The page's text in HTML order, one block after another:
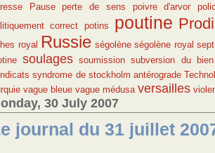
Pause perte de sens poivre d'arvor
correct potins poutine Prodi
royal Russie ségolène ségolène royal
soulages soumission subversion du bien
syndrome de stockholm antérograde
vague bleue vague médusa versailles
30 July 2007
journal du 31 juillet